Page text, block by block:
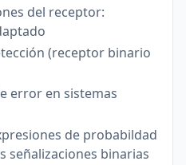
del receptor:
(receptor binario
error en sistemas
de probabildad
señalizaciones binarias